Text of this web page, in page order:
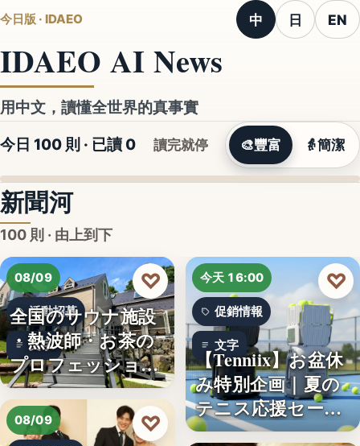
今日版 · IDAEO 中 日 EN
IDAEO AI News
用中文，讀懂全世界的真事實
今日 100 則 · 已讀 0 讀完就停 🎨豐富 👵簡潔
新聞河
100 則 · 由上到下
08/09
活動招募
文字
全国のサウナ施設
・熱波師・お茶の
プロフェッショナ
ル募集！…
♡
08/09 ♡
今天 16:00
促銷情報
文字
【Tenniix】お盆休
み特別企画｜夏の
テニス応援セー
ル…
♡